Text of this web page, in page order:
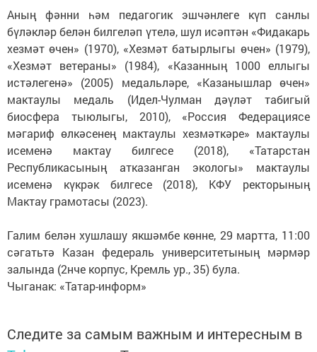
Аның фәнни һәм педагогик эшчәнлеге күп санлы
бүләкләр белән билгеләп үтелә, шул исәптән «Фидакарь
хезмәт өчен» (1970), «Хезмәт батырлыгы өчен» (1979),
«Хезмәт ветераны» (1984), «Казанның 1000 еллыгы
истәлегенә» (2005) медальләре, «Казанышлар өчен»
мактаулы медаль (Идел-Чулман дәүләт табигый
биосфера тыюлыгы, 2010), «Россия Федерациясе
мәгариф өлкәсенең мактаулы хезмәткәре» мактаулы
исеменә мактау билгесе (2018), «Татарстан
Республикасының атказанган экологы» мактаулы
исеменә күкрәк билгесе (2018), КФУ ректорының
Мактау грамотасы (2023).
Галим белән хушлашу якшәмбе көнне, 29 мартта, 11:00
сәгатьтә Казан федераль университетының мәрмәр
залында (2нче корпус, Кремль ур., 35) була.
Чыганак: «Татар-информ»
Следите за самым важным и интересным в